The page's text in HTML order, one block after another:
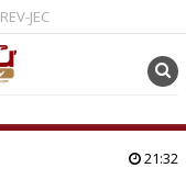
REV-JEC
21:32